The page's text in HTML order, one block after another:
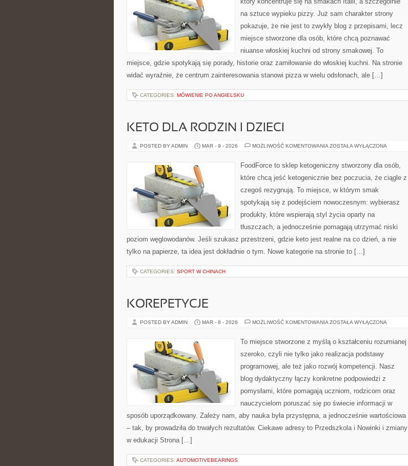
na sztuce wypieku pizzy. Już sam charakter strony
pokazuje, że nie jest to zwykły blog z przepisami, lecz
miejsce stworzone dla osób, które chcą poznawać
niuanse włoskiej kuchni od strony smakowej. To
miejsce, gdzie spotykają się porady, historie oraz zamiłowanie do włoskiej kuchni. Na stronie
widać wyraźnie, że centrum zainteresowania stanowi pizza w wielu odsłonach, ale […]
CATEGORIES: MÓWIENIE PO ANGIELSKU
KETO DLA RODZIN I DZIECI
POSTED BY ADMIN MAR - 9 - 2026 MOŻLIWOŚĆ KOMENTOWANIA KETO
DZIECI
ZOSTAŁA WYŁĄCZONA
FoodForce to sklep ketogeniczny stworzony dla osób,
które chcą jeść ketogenicznie bez poczucia, że ciągle z
czegoś rezygnują. To miejsce, w którym smak
spotykają się z podejściem nowoczesnym: wybierasz
produkty, które wspierają styl życia oparty na
tłuszczach, a jednocześnie pomagają utrzymać niski
poziom węglowodanów. Jeśli szukasz przestrzeni, gdzie keto jest realne na co dzień, a nie
tylko na papierze, ta idea jest dokładnie o tym. Nowe kategorie na stronie to […]
CATEGORIES: SPORT W CHINACH
KOREPETYCJE
POSTED BY ADMIN MAR - 8 - 2026 MOŻLIWOŚĆ KOMENTOWANIA KOREPETYCJE
ZOSTAŁA WYŁĄCZONA
To miejsce stworzone z myślą o kształceniu rozumianej
szeroko, czyli nie tylko jako realizacja podstawy
programowej, ale też jako rozwój kompetencji. Nasz
blog dydaktyczny łączy konkretne podpowiedzi z
pomysłami, które pomagają uczniom, rodzicom oraz
nauczycielom poruszać się po świecie informacji w
sposób uporządkowany. Zależy nam, aby nauka była przystępna, a jednocześnie wartościowa
– tak, by prowadziła do trwałych rezultatów. Ciekawe adresy to Przedszkola i Nowinki i zmiany
w edukacji Strona […]
CATEGORIES: AUTOMOTIVEBEARINGS